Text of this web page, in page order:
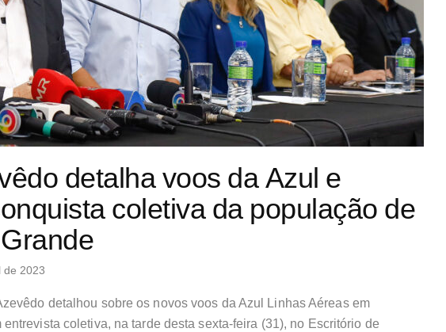
detalha voos da Azul e
coletiva da população de
de 2023
detalhou sobre os novos voos da Azul Linhas Aéreas em
coletiva, na tarde desta sexta-feira (31), no Escritório de